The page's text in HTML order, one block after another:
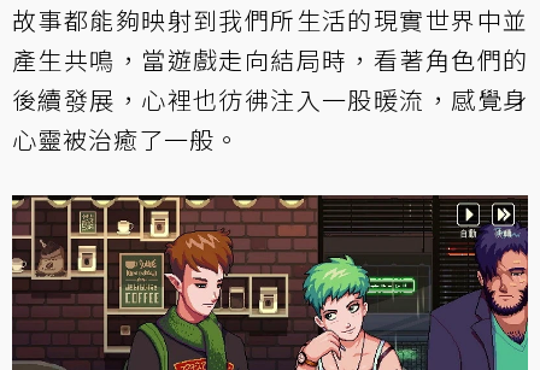
故事都能夠映射到我們所生活的現實世界中並
產生共鳴，當遊戲走向結局時，看著角色們的
後續發展，心裡也彷彿注入一股暖流，感覺身
心靈被治癒了一般。